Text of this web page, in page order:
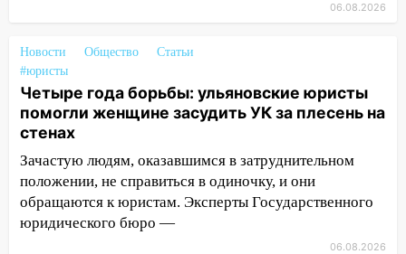
В Заволжском районе украли два
07:18
тридцатиградусная жара: какая будет
погода в четверг
06:00
юристы помогли женщине засудить УК
за плесень на стенах
05:00 Кому 6 августа звезды сулят
прибыль, а кому — испытания на
06.08.2026
Новости Общество
Статьи
#юристы
Четыре года борьбы: ульяновские юристы
помогли женщине засудить УК за плесень на
стенах
Зачастую людям, оказавшимся в затруднительном
положении, не справиться в одиночку, и они
обращаются к юристам. Эксперты Государственного
юридического бюро —
06.08.2026